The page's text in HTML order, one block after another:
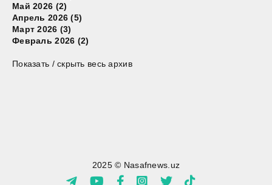
Май 2026 (2)
Апрель 2026 (5)
Март 2026 (3)
Февраль 2026 (2)
Показать / скрыть весь архив
2025 © Nasafnews.uz